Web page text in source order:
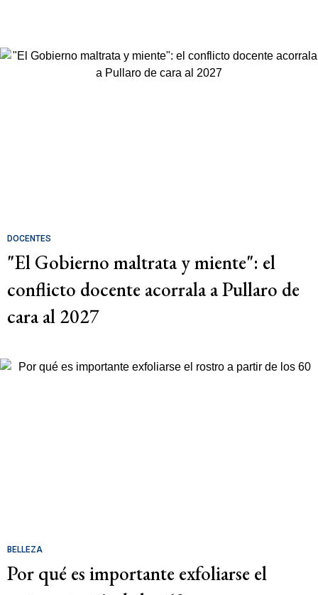
DOCENTES
"El Gobierno maltrata y miente": el
conflicto docente acorrala a Pullaro de
cara al 2027
BELLEZA
Por qué es importante exfoliarse el